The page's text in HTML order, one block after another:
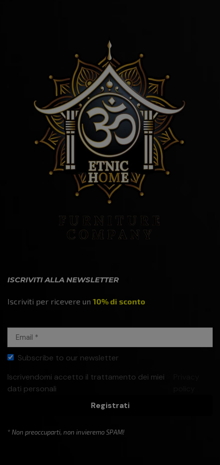
ISCRIVITI ALLA NEWSLETTER
Iscriviti per ricevere un 10% di sconto
Subscribe to our newsletter
Iscrivendomi accetto il trattamento dei miei
dati personali
Registrati
* Non preoccuparti, non invieremo SPAM!